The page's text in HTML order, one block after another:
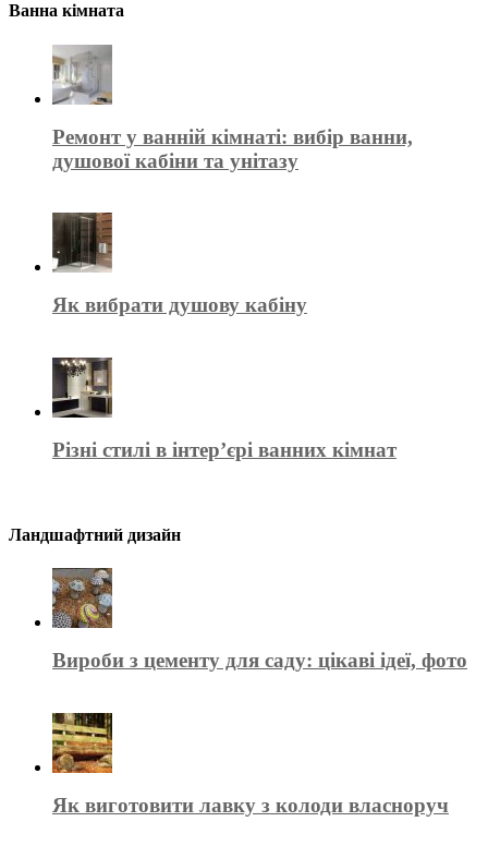
Ванна кімната
Ремонт у ванній кімнаті: вибір ванни,
душової кабіни та унітазу
Як вибрати душову кабіну
Різні стилі в інтер’єрі ванних кімнат
Ландшафтний дизайн
Вироби з цементу для саду: цікаві ідеї, фото
Як виготовити лавку з колоди власноруч